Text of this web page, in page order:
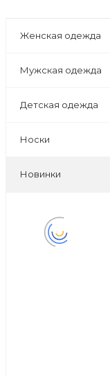
Женская одежда
Мужская одежда
Детская одежда
Носки
Новинки